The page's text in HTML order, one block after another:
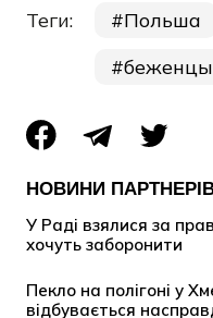
Теги: Польша
беженцы